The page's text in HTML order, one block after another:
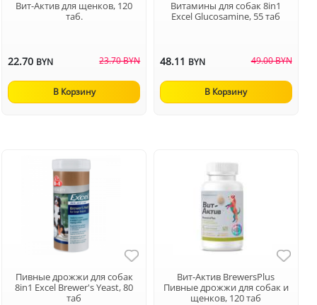
Вит-Актив для щенков, 120
таб.
22.70 BYN 23.70 BYN
В Корзину
Витамины для собак 8in1
Excel Glucosamine, 55 таб
48.11 BYN 49.00 BYN
В Корзину
Пивные дрожжи для собак
8in1 Excel Brewer's Yeast, 80
таб
Вит-Актив BrewersPlus
Пивные дрожжи для собак и
щенков, 120 таб